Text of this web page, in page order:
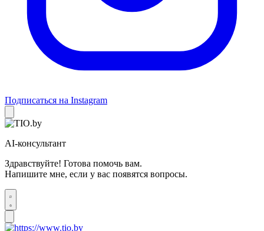
Подписаться на Instagram
AI-консультант
Здравствуйте! Готова помочь вам.
Напишите мне, если у вас появятся вопросы.